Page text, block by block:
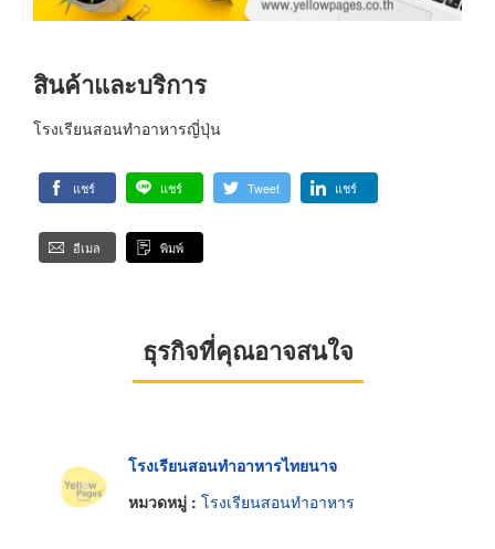
สินค้าและบริการ
โรงเรียนสอนทำอาหารญี่ปุ่น
แชร์ แชร์ Tweet แชร์
อีเมล พิมพ์
ธุรกิจที่คุณอาจสนใจ
โรงเรียนสอนทำอาหารไทยนาจ
หมวดหมู่ : โรงเรียนสอนทำอาหาร